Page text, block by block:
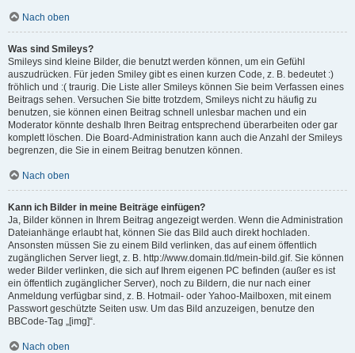
Nach oben
Was sind Smileys?
Smileys sind kleine Bilder, die benutzt werden können, um ein Gefühl
auszudrücken. Für jeden Smiley gibt es einen kurzen Code, z. B. bedeutet :)
fröhlich und :( traurig. Die Liste aller Smileys können Sie beim Verfassen eines
Beitrags sehen. Versuchen Sie bitte trotzdem, Smileys nicht zu häufig zu
benutzen, sie können einen Beitrag schnell unlesbar machen und ein
Moderator könnte deshalb Ihren Beitrag entsprechend überarbeiten oder gar
komplett löschen. Die Board-Administration kann auch die Anzahl der Smileys
begrenzen, die Sie in einem Beitrag benutzen können.
Nach oben
Kann ich Bilder in meine Beiträge einfügen?
Ja, Bilder können in Ihrem Beitrag angezeigt werden. Wenn die Administration
Dateianhänge erlaubt hat, können Sie das Bild auch direkt hochladen.
Ansonsten müssen Sie zu einem Bild verlinken, das auf einem öffentlich
zugänglichen Server liegt, z. B. http://www.domain.tld/mein-bild.gif. Sie können
weder Bilder verlinken, die sich auf Ihrem eigenen PC befinden (außer es ist
ein öffentlich zugänglicher Server), noch zu Bildern, die nur nach einer
Anmeldung verfügbar sind, z. B. Hotmail- oder Yahoo-Mailboxen, mit einem
Passwort geschützte Seiten usw. Um das Bild anzuzeigen, benutze den
BBCode-Tag „[img]“.
Nach oben